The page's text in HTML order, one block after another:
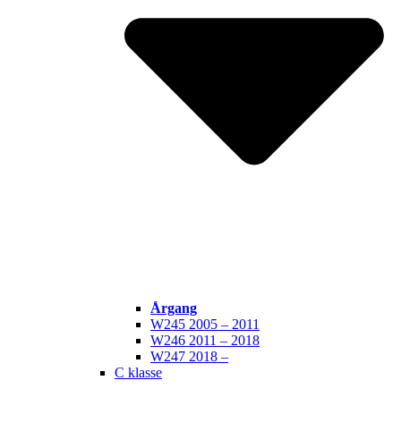
Årgang
W245 2005 – 2011
W246 2011 – 2018
W247 2018 –
C klasse